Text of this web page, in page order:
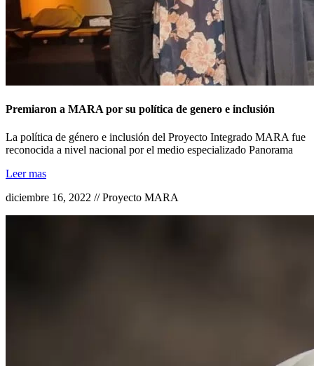
Premiaron a MARA por su política de genero e inclusión
La política de género e inclusión del Proyecto Integrado MARA fue
reconocida a nivel nacional por el medio especializado Panorama
Leer mas
diciembre 16, 2022 // Proyecto MARA